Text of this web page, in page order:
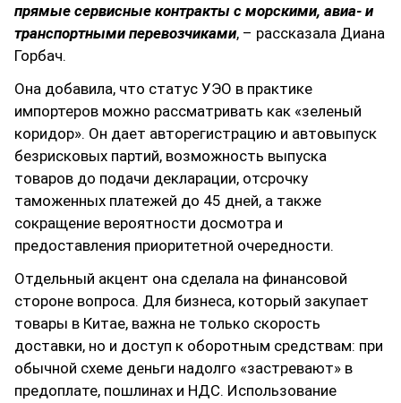
прямые сервисные контракты с морскими, авиа- и
транспортными перевозчиками, – рассказала Диана
Горбач.
Она добавила, что статус УЭО в практике
импортеров можно рассматривать как «зеленый
коридор». Он дает авторегистрацию и автовыпуск
безрисковых партий, возможность выпуска
товаров до подачи декларации, отсрочку
таможенных платежей до 45 дней, а также
сокращение вероятности досмотра и
предоставления приоритетной очередности.
Отдельный акцент она сделала на финансовой
стороне вопроса. Для бизнеса, который закупает
товары в Китае, важна не только скорость
доставки, но и доступ к оборотным средствам: при
обычной схеме деньги надолго «застревают» в
предоплате, пошлинах и НДС. Использование